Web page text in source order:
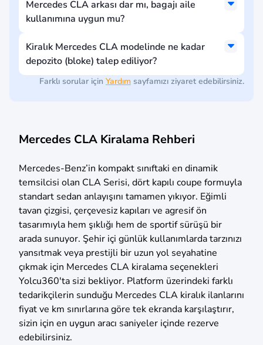
Mercedes CLA arkası dar mı, bagajı aile
kullanımına uygun mu?
Kiralık Mercedes CLA modelinde ne kadar
depozito (bloke) talep ediliyor?
Farklı sorular için Yardım sayfamızı ziyaret edebilirsiniz.
Mercedes CLA Kiralama Rehberi
Mercedes-Benz’in kompakt sınıftaki en dinamik
temsilcisi olan CLA Serisi, dört kapılı coupe formuyla
standart sedan anlayışını tamamen yıkıyor. Eğimli
tavan çizgisi, çerçevesiz kapıları ve agresif ön
tasarımıyla hem şıklığı hem de sportif sürüşü bir
arada sunuyor. Şehir içi günlük kullanımlarda tarzınızı
yansıtmak veya prestijli bir uzun yol seyahatine
çıkmak için Mercedes CLA kiralama seçenekleri
Yolcu360'ta sizi bekliyor. Platform üzerindeki farklı
tedarikçilerin sunduğu Mercedes CLA kiralık ilanlarını
fiyat ve km sınırlarına göre tek ekranda karşılaştırır,
sizin için en uygun aracı saniyeler içinde rezerve
edebilirsiniz.